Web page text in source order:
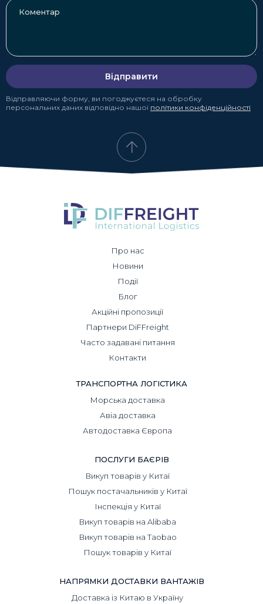
використовується для повного контейнера, в той час як
LCL використовується для об'єднання вантажу декількох
самостійно. DiFFreight пропонує обидва варіанти - FCL та
LCL, щоб задовольнити різні потреби клієнтів у
перевезенні вантажів з урахуванням їхніх обсягів вантажу
та вимог.
Відправити
Відправляючи форму, ви погоджуєтеся на обробку
персональних даних відповідно нашої політики конфіденційності
Про нас
Новини
Події
Блог
Акційні пропозиції
Партнери DiFFreight
Часто задавані питання
Контакти
ТРАНСПОРТНА ЛОГІСТИКА
Морська доставка
Авіа доставка
Автодоставка Європа
ПОСЛУГИ БАЄРІВ
Викуп товарів у Китаї
Пошук постачальників у Китаї
Інспекція у Китаї
Викуп товарів на Alibaba
Викуп товарів на Taobao
Пошук товарів у Китаї
НАПРЯМКИ ДОСТАВКИ ВАНТАЖІВ
Доставка із Китаю в Україну